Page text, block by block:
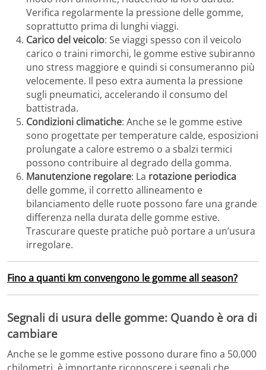
Verifica regolarmente la pressione delle gomme,
soprattutto prima di lunghi viaggi.
Carico del veicolo: Se viaggi spesso con il veicolo
carico o traini rimorchi, le gomme estive subiranno
uno stress maggiore e quindi si consumeranno più
velocemente. Il peso extra aumenta la pressione
sugli pneumatici, accelerando il consumo del
battistrada.
Condizioni climatiche: Anche se le gomme estive
sono progettate per temperature calde, esposizioni
prolungate a calore estremo o a sbalzi termici
possono contribuire al degrado della gomma.
Manutenzione regolare: La rotazione periodica
delle gomme, il corretto allineamento e
bilanciamento delle ruote possono fare una grande
differenza nella durata delle gomme estive.
Trascurare queste pratiche può portare a un’usura
irregolare.
Fino a quanti km convengono le gomme all season?
Segnali di usura delle gomme: Quando è ora di
cambiare
Anche se le gomme estive possono durare fino a 50.000